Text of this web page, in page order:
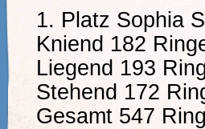
1. Platz Sophia
Kniend 182
Liegend 193
Stehend 172
Gesamt 547